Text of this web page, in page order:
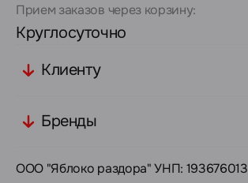
Прием заказов через корзину:
Круглосуточно
Клиенту
Бренды
ООО "Яблоко раздора" УНП: 193676013